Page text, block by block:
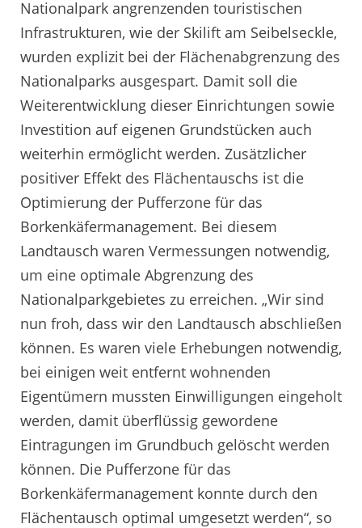
Nationalpark angrenzenden touristischen
Infrastrukturen, wie der Skilift am Seibelseckle,
wurden explizit bei der Flächenabgrenzung des
Nationalparks ausgespart. Damit soll die
Weiterentwicklung dieser Einrichtungen sowie
Investition auf eigenen Grundstücken auch
weiterhin ermöglicht werden. Zusätzlicher
positiver Effekt des Flächentauschs ist die
Optimierung der Pufferzone für das
Borkenkäfermanagement. Bei diesem
Landtausch waren Vermessungen notwendig,
um eine optimale Abgrenzung des
Nationalparkgebietes zu erreichen. „Wir sind
nun froh, dass wir den Landtausch abschließen
können. Es waren viele Erhebungen notwendig,
bei einigen weit entfernt wohnenden
Eigentümern mussten Einwilligungen eingeholt
werden, damit überflüssig gewordene
Eintragungen im Grundbuch gelöscht werden
können. Die Pufferzone für das
Borkenkäfermanagement konnte durch den
Flächentausch optimal umgesetzt werden“, so